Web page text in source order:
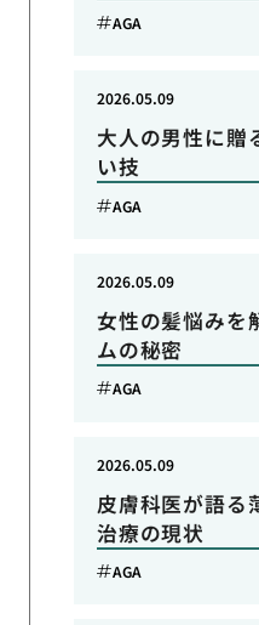
AGA
大人の男性に贈
い技
2026.05.09
AGA
女性の髪悩みを
ムの秘密
2026.05.09
AGA
皮膚科医が語る
治療の現状
2026.05.09
AGA